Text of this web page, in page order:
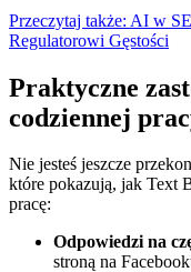
Przeczytaj także: AI w
Regulatorowi Gęstości
Praktyczne
codziennej
Nie jesteś jeszcze
które pokazują, jak Text
pracę:
Odpowiedzi na
stroną na